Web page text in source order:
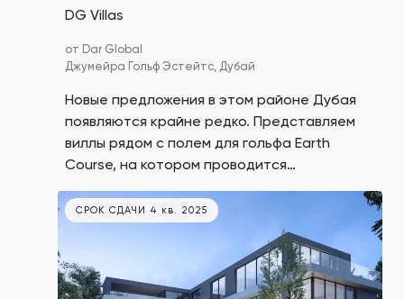
DG Villas
от Dar Global
Джумейра Гольф Эстейтс, Дубай
Новые предложения в этом районе Дубая
появляются крайне редко. Представляем
виллы рядом с полем для гольфа Earth
Course, на котором проводится
мирового уровня DP World Tour
Championship, в районе Jumeirah Golf
СРОК СДАЧИ 4 кв. 2025